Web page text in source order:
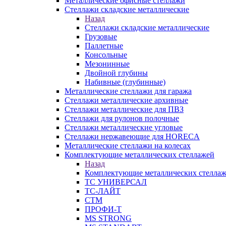
Стеллажи складские металлические
Назад
Стеллажи складские металлические
Грузовые
Паллетные
Консольные
Мезонинные
Двойной глубины
Набивные (глубинные)
Металлические стеллажи для гаража
Стеллажи металлические архивные
Стеллажи металлические для ПВЗ
Стеллажи для рулонов полочные
Стеллажи металлические угловые
Стеллажи нержавеющие для HORECA
Металлические стеллажи на колесах
Комплектующие металлических стеллажей
Назад
Комплектующие металлических
ТС УНИВЕРСАЛ
ТС-ЛАЙТ
СТМ
ПРОФИ-Т
MS STRONG